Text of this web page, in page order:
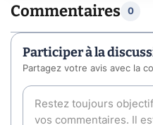
Commentaires 0
Participer à la
Partagez votre avis avec la